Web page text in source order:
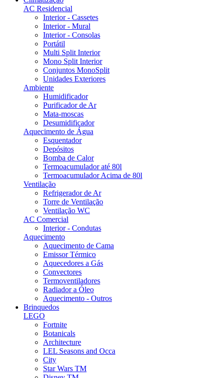
AC Residencial
Interior - Cassetes
Interior - Mural
Interior - Consolas
Portátil
Multi Split Interior
Mono Split Interior
Conjuntos MonoSplit
Unidades Exteriores
Ambiente
Humidificador
Purificador de Ar
Mata-moscas
Desumidificador
Aquecimento de Água
Esquentador
Depósitos
Bomba de Calor
Termoacumulador até 80l
Termoacumulador Acima de 80l
Ventilação
Refrigerador de Ar
Torre de Ventilação
Ventilação WC
AC Comercial
Interior - Condutas
Aquecimento
Aquecimento de Cama
Emissor Térmico
Aquecedores a Gás
Convectores
Termoventiladores
Radiador a Óleo
Aquecimento - Outros
Brinquedos
LEGO
Fortnite
Botanicals
Architecture
LEL Seasons and Occa
City
Star Wars TM